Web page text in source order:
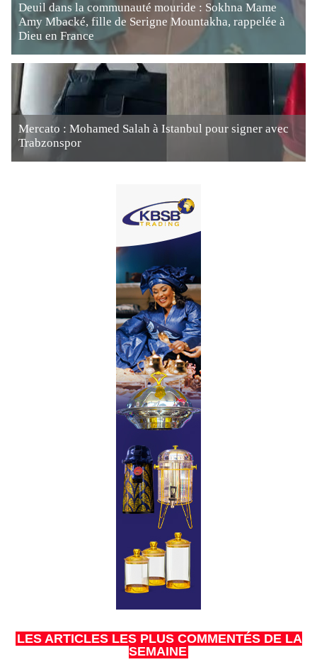
Deuil dans la communauté mouride : Sokhna Mame
Amy Mbacké, fille de Serigne Mountakha, rappelée à
Dieu en France
Mercato : Mohamed Salah à Istanbul pour signer avec
Trabzonspor
LES ARTICLES LES PLUS COMMENTÉS DE LA
SEMAINE